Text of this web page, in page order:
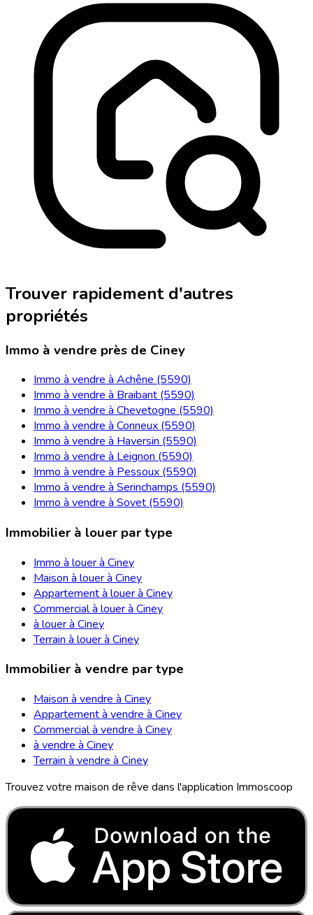
Trouver rapidement d'autres
propriétés
Immo à vendre près de Ciney
Immo à vendre à Achêne (5590)
Immo à vendre à Braibant (5590)
Immo à vendre à Chevetogne (5590)
Immo à vendre à Conneux (5590)
Immo à vendre à Haversin (5590)
Immo à vendre à Leignon (5590)
Immo à vendre à Pessoux (5590)
Immo à vendre à Serinchamps (5590)
Immo à vendre à Sovet (5590)
Immobilier à louer par type
Immo à louer à Ciney
Maison à louer à Ciney
Appartement à louer à Ciney
Commercial à louer à Ciney
à louer à Ciney
Terrain à louer à Ciney
Immobilier à vendre par type
Maison à vendre à Ciney
Appartement à vendre à Ciney
Commercial à vendre à Ciney
à vendre à Ciney
Terrain à vendre à Ciney
Trouvez votre maison de rêve dans l'application Immoscoop